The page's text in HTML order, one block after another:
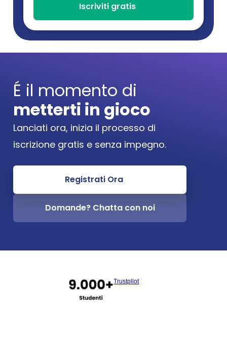
Iscriviti gratis
É il momento di
metterti in gioco
Lanciati ora, inizia il processo di
iscrizione gratis e senza impegno.
Registrati Ora
Domande? Chatta con noi
Trustpilot